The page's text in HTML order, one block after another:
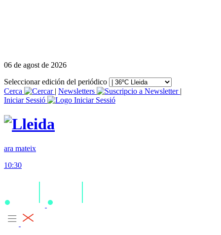
06 de agost de 2026
Seleccionar edición del periódico
Cerca
| Newsletters
|
Iniciar Sessió
ara mateix
10:30